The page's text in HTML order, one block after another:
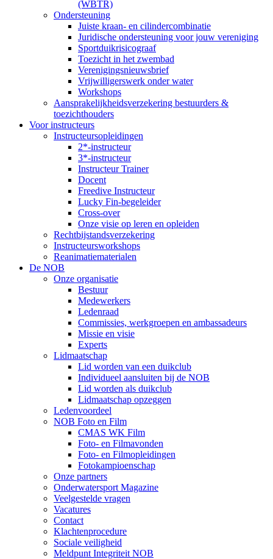
(WBTR)
Ondersteuning
Juiste kraan- en cilindercombinatie
Juridische ondersteuning voor jouw vereniging
Sportduikrisicograaf
Toezicht in het zwembad
Verenigingsnieuwsbrief
Vrijwilligerswerk onder water
Workshops
Aansprakelijkheidsverzekering bestuurders &
toezichthouders
Voor instructeurs
Instructeursopleidingen
2*-instructeur
3*-instructeur
Instructeur Trainer
Docent
Freedive Instructeur
Lucky Fin-begeleider
Cross-over
Onze visie op leren en opleiden
Rechtbijstandsverzekering
Instructeursworkshops
Reanimatiematerialen
De NOB
Onze organisatie
Bestuur
Medewerkers
Ledenraad
Commissies, werkgroepen en ambassadeurs
Missie en visie
Experts
Lidmaatschap
Lid worden van een duikclub
Individueel aansluiten bij de NOB
Lid worden als duikclub
Lidmaatschap opzeggen
Ledenvoordeel
NOB Foto en Film
CMAS WK Film
Foto- en Filmavonden
Foto- en Filmopleidingen
Fotokampioenschap
Onze partners
Onderwatersport Magazine
Veelgestelde vragen
Vacatures
Contact
Klachtenprocedure
Sociale veiligheid
Meldpunt Integriteit NOB